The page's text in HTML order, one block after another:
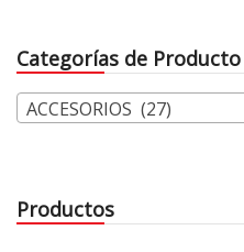
Categorías de Producto
ACCESORIOS (27)
Productos